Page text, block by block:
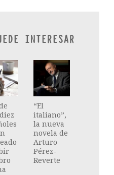
INTERESAR
“El
italiano”,
la nueva
novela de
Arturo
Pérez-
Reverte